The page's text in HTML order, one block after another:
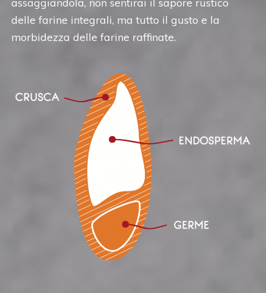
delle farine integrali, ma tutto il gusto e la
morbidezza delle farine raffinate.